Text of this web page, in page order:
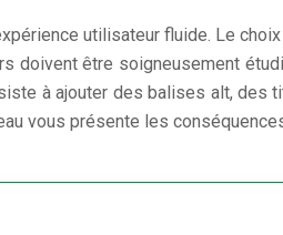
utilisateur fluide. Le
être soigneusement
à ajouter des balises alt,
vous présente les